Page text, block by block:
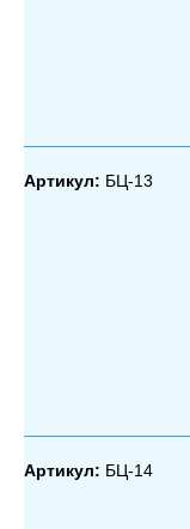
Артикул: БЦ-13
Артикул: БЦ-14